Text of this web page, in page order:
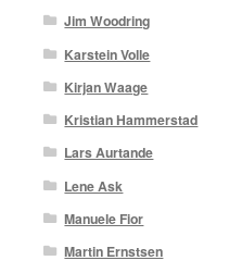
Jim Woodring
Karstein Volle
Kirjan Waage
Kristian Hammerstad
Lars Aurtande
Lene Ask
Manuele Fior
Martin Ernstsen